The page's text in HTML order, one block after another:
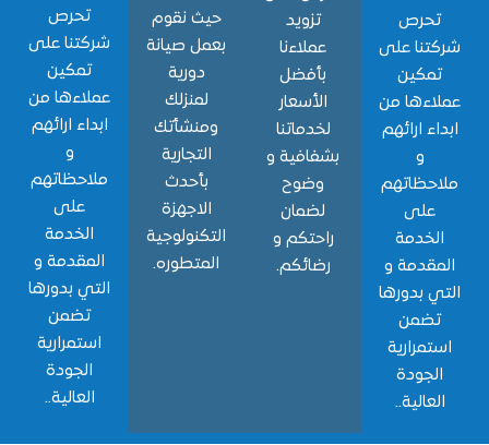
على
من
ارائهم
و
بدورها
عملاءنا
الأسعار
لخدماتنا
بشفافية و
راحتكم و
رضائكم.
حيث نقوم
بعمل صيانة
ومنشأتك
التجارية
التكنولوجية
المتطوره.
شركتنا على
عملاءها من
ابداء ارائهم
ملاحظاتهم
الخدمة
المقدمة و
التي بدورها
استمرارية